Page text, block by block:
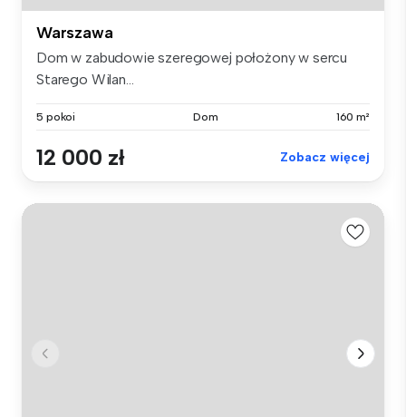
Warszawa
Dom w zabudowie szeregowej położony w sercu
Starego Wilan...
5 pokoi Dom 160 m²
12 000 zł Zobacz więcej